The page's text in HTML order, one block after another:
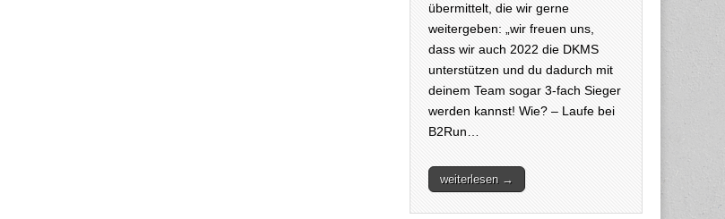
übermittelt, die wir gerne
weitergeben: „wir freuen uns,
dass wir auch 2022 die DKMS
unterstützen und du dadurch mit
deinem Team sogar 3-fach Sieger
werden kannst! Wie? – Laufe bei
B2Run…
weiterlesen →